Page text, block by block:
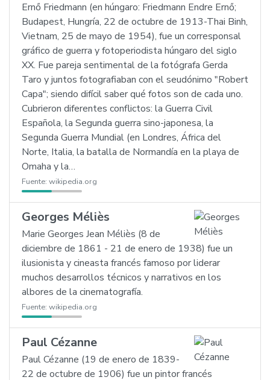
Ernő Friedmann (en húngaro: Friedmann Endre Ernő;
Budapest, Hungría, 22 de octubre de 1913-Thai Binh,
Vietnam, 25 de mayo de 1954), fue un corresponsal
gráfico de guerra y fotoperiodista húngaro del siglo
XX. Fue pareja sentimental de la fotógrafa Gerda
Taro y juntos fotografiaban con el seudónimo "Robert
Capa"; siendo difícil saber qué fotos son de cada uno.
Cubrieron diferentes conflictos: la Guerra Civil
Española, la Segunda guerra sino-japonesa, la
Segunda Guerra Mundial (en Londres, África del
Norte, Italia, la batalla de Normandía en la playa de
Omaha y la…
Fuente: wikipedia.org
Georges Méliès
Marie Georges Jean Méliès (8 de
diciembre de 1861 - 21 de enero de 1938) fue un
ilusionista y cineasta francés famoso por liderar
muchos desarrollos técnicos y narrativos en los
albores de la cinematografía.
Fuente: wikipedia.org
Paul Cézanne
Paul Cézanne (19 de enero de 1839-
22 de octubre de 1906) fue un pintor francés